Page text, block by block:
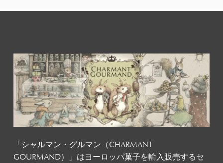
「シャルマン・グルマン（CHARMANT
GOURMAND）」はヨーロッパ菓子を輸入販売するセ